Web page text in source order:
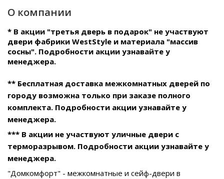
О компании
* В акции "третья дверь в подарок" не участвуют
двери фабрики WestStyle и материала "массив
сосны". Подробности акции узнавайте у
менеджера.
** Бесплатная доставка межкомнатных дверей по
городу возможна только при заказе полного
комплекта. Подробности акции узнавайте у
менеджера.
*** В акции не участвуют уличные двери с
терморазрывом. Подробности акции узнавайте у
менеджера.
"Домкомфорт" - межкомнатные и сейф-двери в